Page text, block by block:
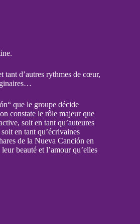
d’autres rythmes de cœur,
que le groupe décide
constate le rôle majeur que
soit en tant qu’auteures
en tant qu’écrivaines
de la Nueva Canción en
beauté et l’amour qu’elles